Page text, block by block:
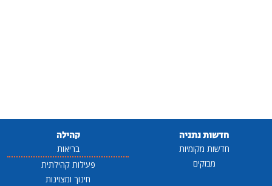
חדשות נתניה
חדשות מקומיות
מבזקים
קהילה
בריאות
פעילות קהילתית
חינוך ומצוינות